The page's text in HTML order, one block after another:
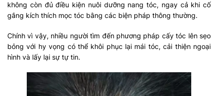
không còn đủ điều kiện nuôi dưỡng nang tóc, ngay cả khi cố
gắng kích thích mọc tóc bằng các biện pháp thông thường.
Chính vì vậy, nhiều người tìm đến phương pháp cấy tóc lên sẹo
bỏng với hy vọng có thể khôi phục lại mái tóc, cải thiện ngoại
hình và lấy lại sự tự tin.